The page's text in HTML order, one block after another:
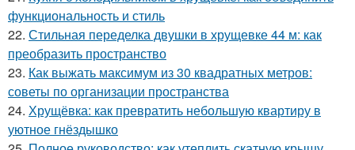
функциональность и стиль
22. Стильная переделка двушки в хрущевке 44 м: как
преобразить пространство
23. Как выжать максимум из 30 квадратных метров:
советы по организации пространства
24. Хрущёвка: как превратить небольшую квартиру в
уютное гнёздышко